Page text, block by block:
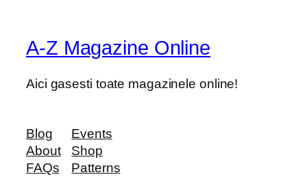
A-Z Magazine Online
Aici gasesti toate magazinele online!
Blog
About
FAQs
Events
Shop
Patterns